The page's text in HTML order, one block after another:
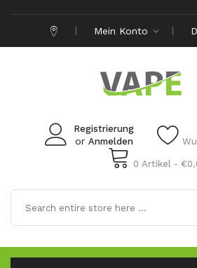
Mein Konto
Registrierung
or Anmelden
0 Artikel -